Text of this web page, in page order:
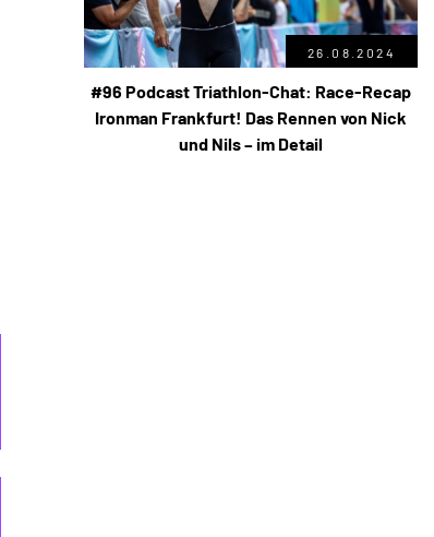
26.08.2024
#96 Podcast Triathlon-Chat: Race-Recap
Ironman Frankfurt! Das Rennen von Nick
und Nils – im Detail